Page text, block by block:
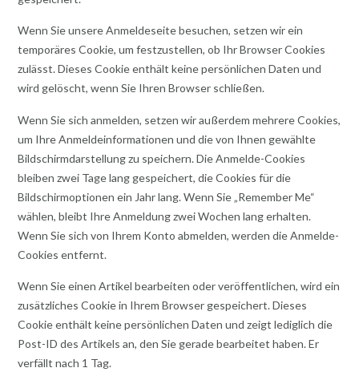
Wenn Sie unsere Anmeldeseite besuchen, setzen wir ein
temporäres Cookie, um festzustellen, ob Ihr Browser Cookies
zulässt. Dieses Cookie enthält keine persönlichen Daten und
wird gelöscht, wenn Sie Ihren Browser schließen.
Wenn Sie sich anmelden, setzen wir außerdem mehrere Cookies,
um Ihre Anmeldeinformationen und die von Ihnen gewählte
Bildschirmdarstellung zu speichern. Die Anmelde-Cookies
bleiben zwei Tage lang gespeichert, die Cookies für die
Bildschirmoptionen ein Jahr lang. Wenn Sie „Remember Me“
wählen, bleibt Ihre Anmeldung zwei Wochen lang erhalten.
Wenn Sie sich von Ihrem Konto abmelden, werden die Anmelde-
Cookies entfernt.
Wenn Sie einen Artikel bearbeiten oder veröffentlichen, wird ein
zusätzliches Cookie in Ihrem Browser gespeichert. Dieses
Cookie enthält keine persönlichen Daten und zeigt lediglich die
Post-ID des Artikels an, den Sie gerade bearbeitet haben. Er
verfällt nach 1 Tag.